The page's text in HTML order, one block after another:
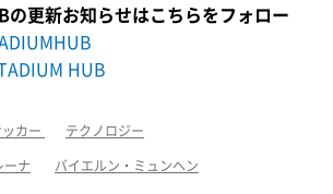
の更新お知らせはこちらをフォロー
HUB
カー
テクノロジー
ーナ
バイエルン・ミュンヘン